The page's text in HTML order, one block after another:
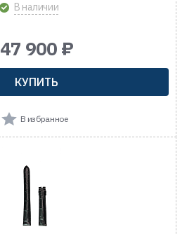
В наличии
47 900 ₽
КУПИТЬ
В избранное